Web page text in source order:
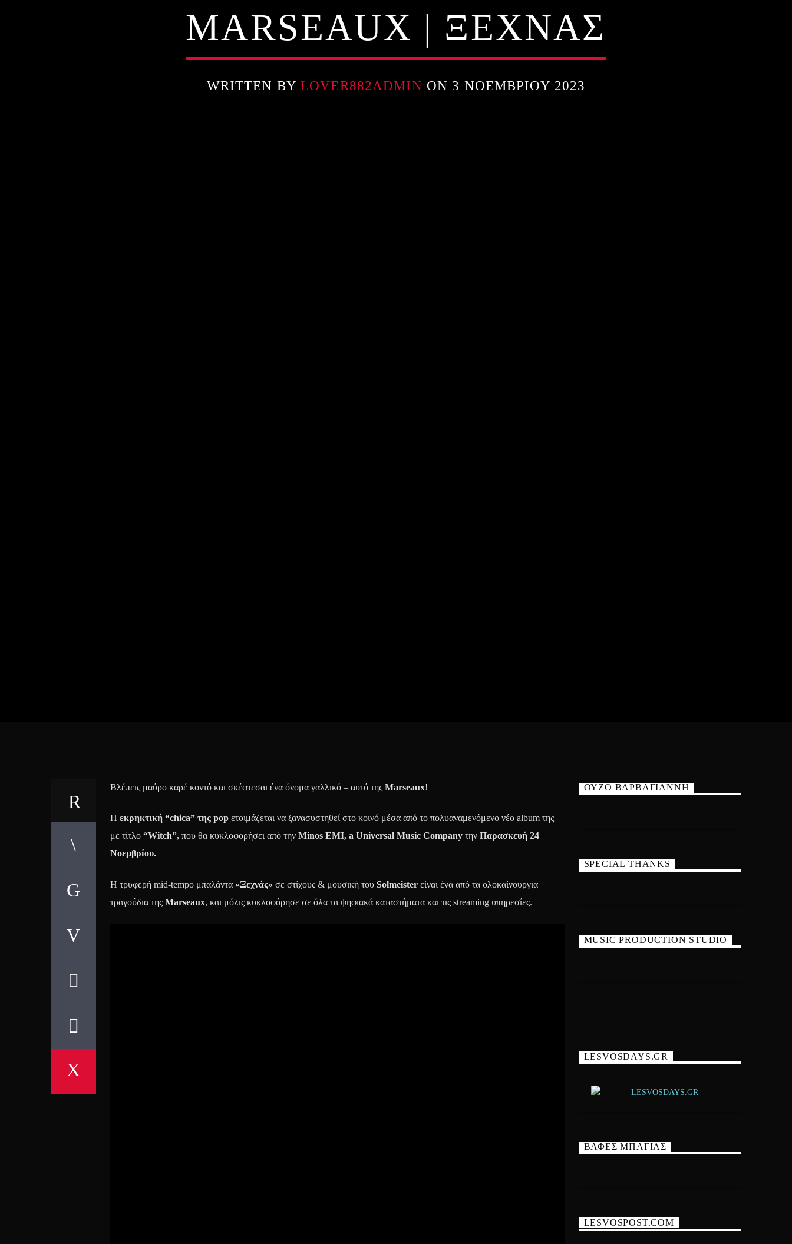
MARSEAUX | ΞΕΧΝΑΣ
WRITTEN BYLOVER882ADMIN ON 3 ΝΟΕΜΒΡΊΟΥ 2023
Βλέπεις μαύρο καρέ κοντό και σκέφτεσαι ένα όνομα γαλλικό – αυτό της Marseaux!
Η εκρηκτική “chica” της popετοιμάζεται να ξανασυστηθεί στο κοινό μέσα από το πολυαναμενόμενο νέο album της
με τίτλο “Witch”,που θα κυκλοφορήσει από την Minos EMI, a Universal Music Companyτην Παρασκευή 24
Νοεμβρίου.
Η τρυφερή mid-tempo μπαλάντα «Ξεχνάς» σε στίχους & μουσική του Solmeisterείναι ένα από τα ολοκαίνουργια
τραγούδια της Marseaux, και μόλις κυκλοφόρησε σε όλα τα ψηφιακά καταστήματα και τις streaming υπηρεσίες.
ΟΥΖΟ ΒΑΡΒΑΓΙΑΝΝΗ
SPECIAL THANKS
MUSIC PRODUCTION STUDIO
LESVOSDAYS.GR
ΒΑΦΕΣ ΜΠΑΓΙΑΣ
LESVOSPOST.COM